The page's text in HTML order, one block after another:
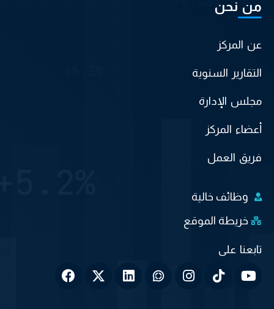
من نحن
عن المركز
التقارير السنوية
مجلس الإدارة
أعضاء المركز
فريق العمل
وظائف خالية
خريطة الموقع